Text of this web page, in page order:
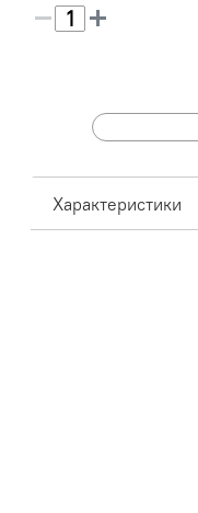
Характеристики